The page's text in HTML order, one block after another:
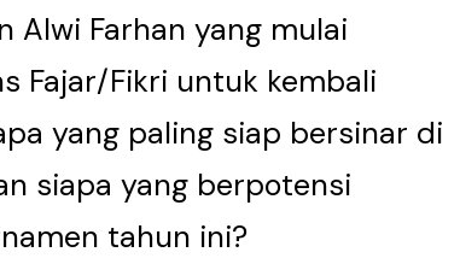
Alwi Farhan yang mulai
Fajar/Fikri untuk kembali
yang paling siap bersinar di
siapa yang berpotensi
tahun ini?